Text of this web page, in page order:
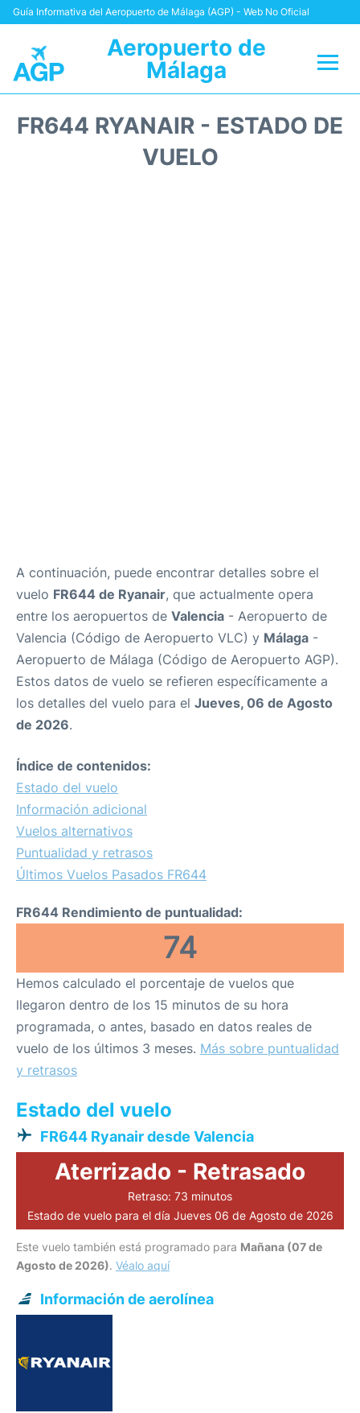
Guía Informativa del Aeropuerto de Málaga (AGP) - Web No Oficial
Aeropuerto de
Málaga
FR644 RYANAIR - ESTADO DE
VUELO
A continuación, puede encontrar detalles sobre el
vuelo FR644 de Ryanair, que actualmente opera
entre los aeropuertos de Valencia - Aeropuerto de
Valencia (Código de Aeropuerto VLC) y Málaga -
Aeropuerto de Málaga (Código de Aeropuerto AGP).
Estos datos de vuelo se refieren específicamente a
los detalles del vuelo para el Jueves, 06 de Agosto
de 2026.
Índice de contenidos:
Estado del vuelo
Información adicional
Vuelos alternativos
Puntualidad y retrasos
Últimos Vuelos Pasados FR644
FR644 Rendimiento de puntualidad:
74
Hemos calculado el porcentaje de vuelos que
llegaron dentro de los 15 minutos de su hora
programada, o antes, basado en datos reales de
vuelo de los últimos 3 meses. Más sobre puntualidad
y retrasos
Estado del vuelo
FR644 Ryanair desde Valencia
Aterrizado - Retrasado
Retraso: 73 minutos
Estado de vuelo para el día Jueves 06 de Agosto de 2026
Este vuelo también está programado para Mañana (07 de
Agosto de 2026). Véalo aquí
Información de aerolínea